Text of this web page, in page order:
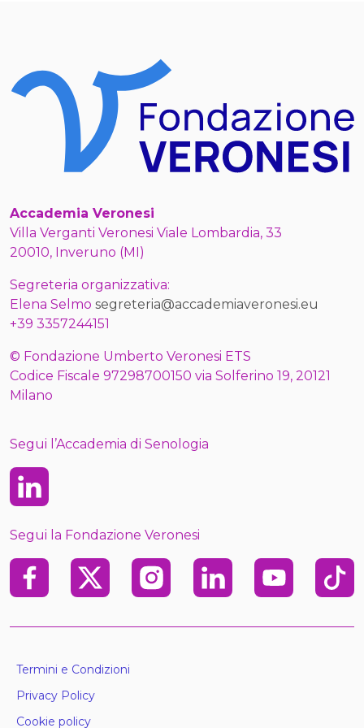
Accademia Veronesi
Villa Verganti Veronesi Viale Lombardia, 33
20010, Inveruno (MI)
Segreteria organizzativa:
Elena Selmo segreteria@accademiaveronesi.eu
+39 3357244151
© Fondazione Umberto Veronesi ETS
Codice Fiscale 97298700150 via Solferino 19, 20121
Milano
Segui l’Accademia di Senologia
Linkedin
Segui la Fondazione Veronesi
FacebookX InstagramLinkedin Youtube TikTok
Termini e Condizioni
Privacy Policy
Cookie policy